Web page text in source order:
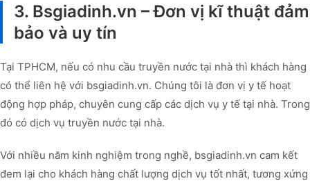
3. Bsgiadinh.vn – Đơn vị kĩ thuật đảm
bảo và uy tín
Tại TPHCM, nếu có nhu cầu truyền nước tại nhà thì khách hàng
có thể liên hệ với bsgiadinh.vn. Chúng tôi là đơn vị y tế hoạt
động hợp pháp, chuyên cung cấp các dịch vụ y tế tại nhà. Trong
đó có dịch vụ truyền nước tại nhà.
Với nhiều năm kinh nghiệm trong nghề, bsgiadinh.vn cam kết
đem lại cho khách hàng chất lượng dịch vụ tốt nhất, tương xứng